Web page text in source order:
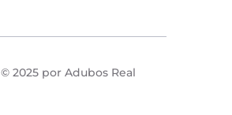
© 2025 por Adubos Real